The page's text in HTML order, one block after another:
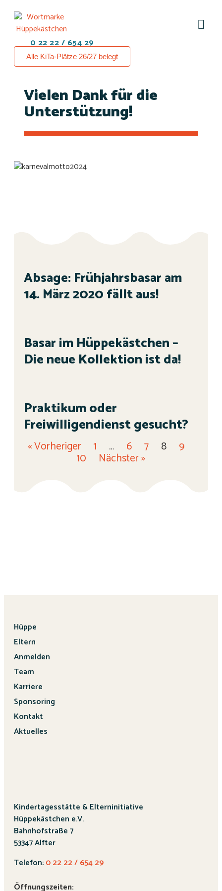
0 22 22 / 654 29
Alle KiTa-Plätze 26/27 belegt
Vielen Dank für die
Unterstützung!
Absage: Frühjahrsbasar am
14. März 2020 fällt aus!
Basar im Hüppekästchen –
Die neue Kollektion ist da!
Praktikum oder
Freiwilligendienst gesucht?
« Vorheriger 1 … 6 7 8 9
10 Nächster »
Hüppe
Eltern
Anmelden
Team
Karriere
Sponsoring
Kontakt
Aktuelles
Kindertagesstätte & Elterninitiative
Hüppekästchen e.V.
Bahnhofstraße 7
53347 Alfter
Telefon:0 22 22 / 654 29
Öffnungszeiten: